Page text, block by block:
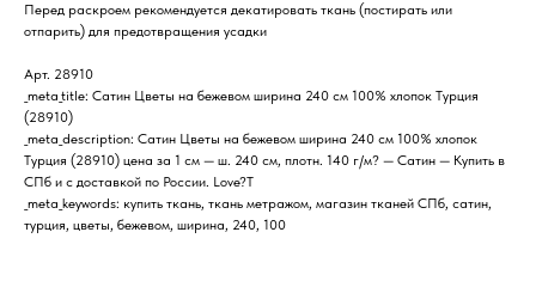
Перед раскроем рекомендуется декатировать ткань (постирать или
отпарить) для предотвращения усадки
Арт. 28910
_meta_title: Сатин Цветы на бежевом ширина 240 см 100% хлопок Турция
(28910)
_meta_description: Сатин Цветы на бежевом ширина 240 см 100% хлопок
Турция (28910) цена за 1 см — ш. 240 см, плотн. 140 г/м? — Сатин — Купить в
СПб и с доставкой по России. Love?T
_meta_keywords: купить ткань, ткань метражом, магазин тканей СПб, сатин,
турция, цветы, бежевом, ширина, 240, 100